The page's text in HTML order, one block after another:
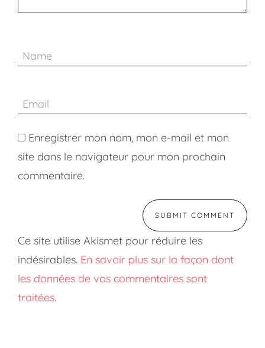
Enregistrer mon nom, mon e-mail et mon
site dans le navigateur pour mon prochain
commentaire.
Ce site utilise Akismet pour réduire les
indésirables. En savoir plus sur la façon dont
les données de vos commentaires sont
traitées.